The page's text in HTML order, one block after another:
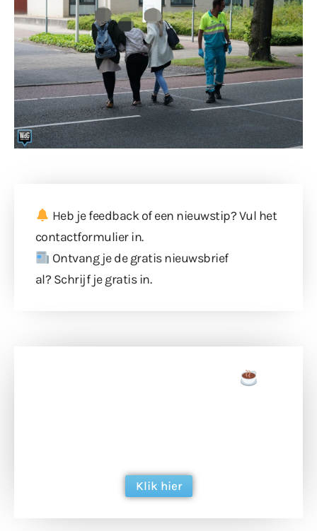
Heb je feedback of een nieuwstip? Vul het
contactformulierin.
Ontvang je de gratis nieuwsbrief
al? Schrijf je gratis in.
Klik hier